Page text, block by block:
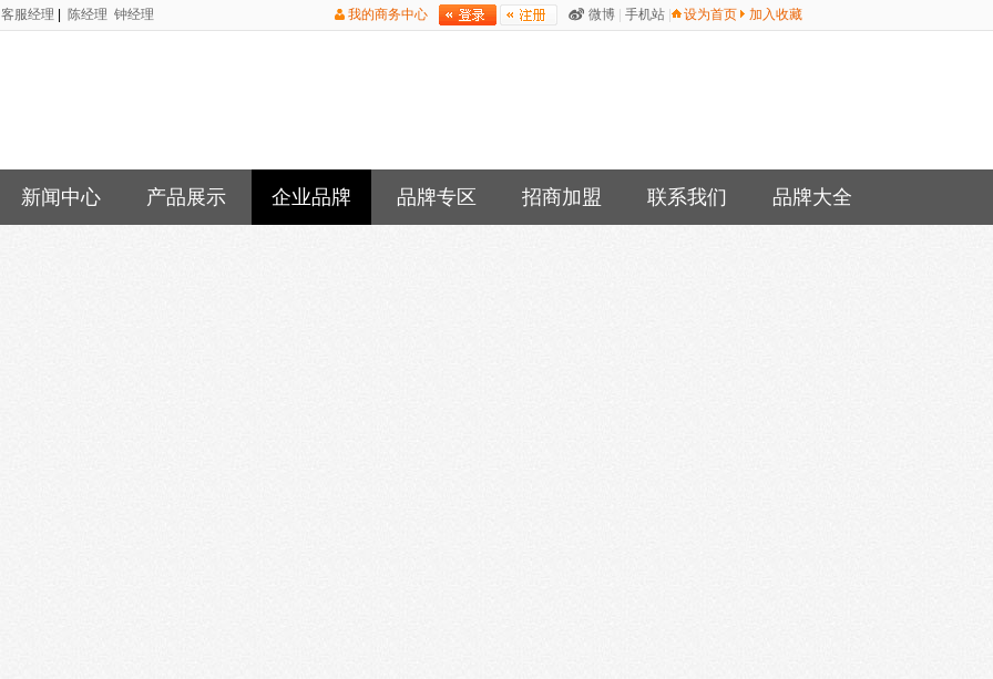
设为首页 加入收藏
手机站
微博
我的商务中心
服经理 陈经理 钟经理
新闻中心 产品展示 企业品牌 品牌专区 招商加盟 联系我们 品牌大全